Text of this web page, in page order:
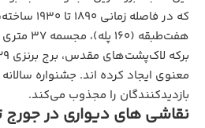
که در فاصله
هفت‌طبقه
معنوی ایجاد کرده اند. جشنواره
بازدیدکنندگان را مجذوب می‌کند.
نقاشی‌ های دیواری در جورج